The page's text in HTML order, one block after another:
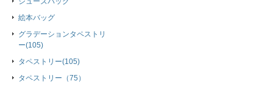
絵本バッグ
グラデーションタペストリ
ー(105)
タペストリー(105)
タペストリー（75）